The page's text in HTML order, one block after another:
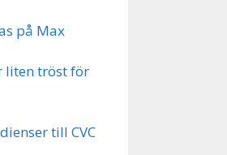
på Max
liten tröst för
till CVC